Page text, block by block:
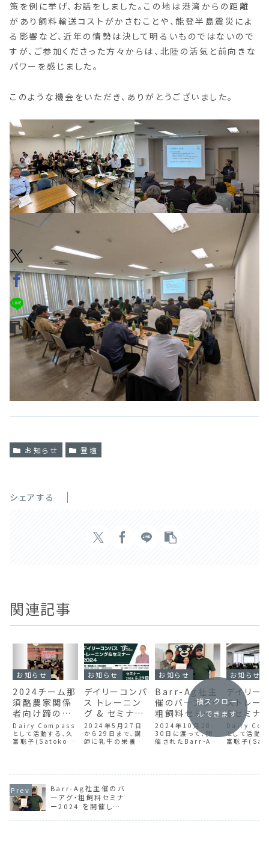
策を例に挙げ、お話をしました。この地は港湾からの距離
があり飼料輸送コストがかさむことや、能登半島震災によ
る影響など、近年の情勢は決して明るいものではないので
すが、ご参加くださった方々からは、北陸の活気と前向きな
パワーを感じました。
このような機会をいただき、ありがとうございました。
お知らせ 登壇
シェアする
関連記事
お知らせ
2024チーム那
須酪農家関係
者向け蹄の勉
強会でお話し
しました
Dairy Compass
として活動する、久
富聡子(Satoko
会社チーム那須さ
「西カナダでの粗飼
料生産と日本での
給与試験」というテ
ーマで登壇しまし
た。
お知らせ
デイリーコンパ
ス トレーニン
グ & セミナー
2024 を開催
します
2024年5月27日
から29日まで、講
師に乳牛の栄養と
をお招きして2日間
と、単日開催のセミ
ナーを開催します。
お知らせ
Barr-Ag社主
催のバ―アグ・
粗飼料セミナ
ー2024 を開
催しました
2024年10月28-
30日に渡って、開
催されたBarr-Ag
と講師を担当しまし
だきました。わたし
お知らせ
デイリー
ストレー
＆セミナ
2024を
ました
Dairy
として活動す
富聡子
の主催として
が無事終了
横スクロー
ルできます
Barr-Ag社主催のバ
―アグ・粗飼料セミナ
ー2024 を開催しま